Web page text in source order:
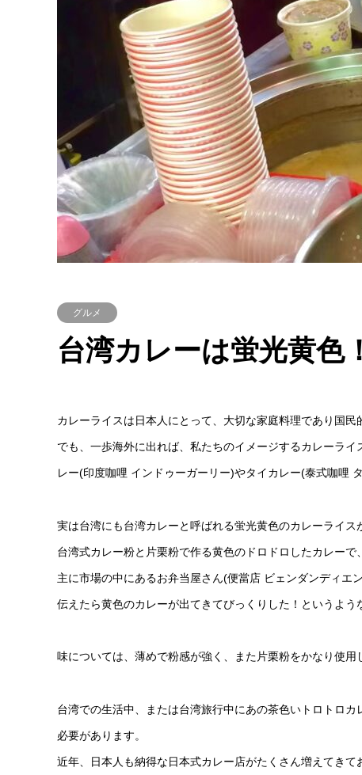
グルメ
台湾カレーは蛍光黄色
カレーライスは日本人にとって、大切な家庭料理であり国民
でも、一歩海外に出れば、私たちのイメージするカレーラ
レー(印度咖哩 インドゥーガーリー)やタイカレー(泰式咖哩
実は台湾にも台湾カレーと呼ばれる蛍光黄色のカレーライス
台湾式カレー粉と片栗粉で作る黄色のドロドロしたカレー
主に市場の中にあるお弁当屋さん(便當店 ビェンダンディエ
伝えたら黄色のカレーが出てきてびっくりした！というよう
味については、薄めで粉感が強く、また片栗粉をかなり使
台湾での生活中、または台湾旅行中にあの茶色いトロトロ
必要があります。
近年、日本人も納得な日本式カレー店がたくさん増えてき